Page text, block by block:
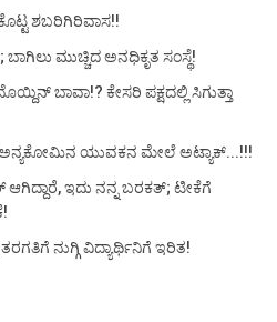
ಶಬರಿಗಿರಿವಾಸ!!
ಮುಚ್ಚಿದ ಅನಧಿಕೃತ ಸಂಸ್ಥೆ!
ಬಾವಾ!? ಕೇಸರಿ ಪಕ್ಷದಲ್ಲಿ ಸಿಗುತ್ತಾ
ಅನ್ಯಕೋಮಿನ ಯುವಕನ ಮೇಲೆ ಅಟ್ಯಾಕ್...!!!
ಇದು ನನ್ನ ಬರಕತ್; ಟೀಕೆಗೆ
ನುಗ್ಗಿ ವಿದ್ಯಾರ್ಥಿನಿಗೆ ಇರಿತ!